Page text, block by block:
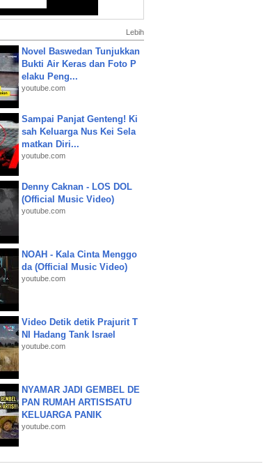
Lebih
Novel Baswedan Tunjukkan
Bukti Air Keras dan Foto P
elaku Peng...
youtube.com
Sampai Panjat Genteng! Ki
sah Keluarga Nus Kei Sela
matkan Diri...
youtube.com
Denny Caknan - LOS DOL
(Official Music Video)
youtube.com
NOAH - Kala Cinta Menggo
da (Official Music Video)
youtube.com
Video Detik detik Prajurit T
NI Hadang Tank Israel
youtube.com
NYAMAR JADI GEMBEL DE
PAN RUMAH ARTIS❗SATU
KELUARGA PANIK
youtube.com